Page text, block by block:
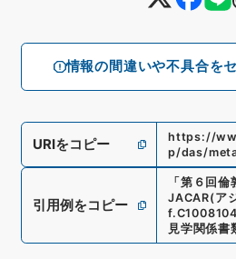
情報の間違いや不具合を
URIをコピー
https://
p/das/
引用例をコピー
「 第６回倫
JACAR(ア
f.
見学関係書